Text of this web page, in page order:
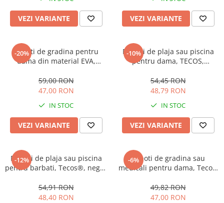
VEZI VARIANTE VEZI VARIANTE
-20%
Saboti de gradina pentru
dama din material EVA,
gauri pentru circulatia
aerului, foarte usori, 26
59,00 RON
47,00 RON
IN STOC
VEZI VARIANTE
-10%
Papuci de plaja sau piscina
pentru dama, TECOS,
mărime 38-39, 24.5 centimetri
54,45 RON
48,79 RON
IN STOC
VEZI VARIANTE
-12%
Papuci de plaja sau piscina
pentru barbati, Tecos®, negri,
centimetri, foarte usori si
confortabili
54,91 RON
48,40 RON
-6%
Saboti de gradina sau
medicali pentru dama, Tecos,
marime 41, cu gauri pentru
circulatia aerului, foarte usori,
49,82 RON
47,00 RON